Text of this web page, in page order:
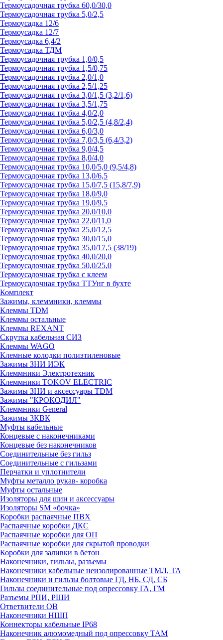
Термоусадочная трубка 60,0/30,0
Термоусадочная трубка 5,0/2,5
Термоусадка 12/6
Термоусадка 12/7
Термоусадка 6,4/2
Термоусадка ТДМ
Термоусадочная трубка 1,0/0,5
Термоусадочная трубка 1,5/0,75
Термоусадочная трубка 2,0/1,0
Термоусадочная трубка 2,5/1,25
Термоусадочная трубка 3,0/1,5 (3,2/1,6)
Термоусадочная трубка 3,5/1,75
Термоусадочная трубка 4,0/2,0
Термоусадочная трубка 5,0/2,5 (4,8/2,4)
Термоусадочная трубка 6,0/3,0
Термоусадочная трубка 7,0/3,5 (6,4/3,2)
Термоусадочная трубка 9,0/4,5
Термоусадочная трубка 8,0/4,0
Термоусадочная трубка 10,0/5,0 (9,5/4,8)
Термоусадочная трубка 13,0/6,5
Термоусадочная трубка 15,0/7,5 (15,8/7,9)
Термоусадочная трубка 18,0/9,0
Термоусадочная трубка 19,0/9,5
Термоусадочная трубка 20,0/10,0
Термоусадочная трубка 22,0/11,0
Термоусадочная трубка 25,0/12,5
Термоусадочная трубка 30,0/15,0
Термоусадочная трубка 35,0/17,5 (38/19)
Термоусадочная трубка 40,0/20,0
Термоусадочная трубка 50,0/25,0
Термоусадочная трубка с клеем
Термоусадочная трубка ТТУнг в бухте
Комплект
Зажимы, клеммники, клеммы
Клеммы TDM
Клеммы остальные
Клеммы REXANT
Скрутка кабельная СИЗ
Клеммы WAGO
Клемные колодки полиэтиленовые
Зажимы ЗНИ ИЭК
Клеммники Электротехник
Клеммники TOKOV ELECTRIC
Зажимы ЗНИ и аксессуары TDM
Зажимы "КРОКОДИЛ"
Клеммники General
Зажимы 3КВК
Муфты кабельные
Концевые с наконечниками
Концевые без наконечников
Соединительные без гильз
Соединительные с гильзами
Перчатки и уплотнители
Муфты металло рукав- коробка
Муфты остальные
Изоляторы для шин и аксессуары
Изоляторы SM «бочка»
Коробки распаячные ПВХ
Распаячные коробки ДКС
Распаячные коробки для ОП
Распаячные коробки для скрытой проводки
Коробки для заливки в бетон
Наконечники, гильзы, разъемы
Наконечники кабельные неизолированные ТМЛ, ТА
Наконечники и гильзы болтовые ГД, НБ, СД, СБ
Гильзы соединительные под опрессовку ГА, ГМ
Разъемы РПИ, РШИ
Ответвители ОВ
Наконечники НШП
Коннекторы кабельные IP68
Наконечник алюмомедный под опрессовку ТАМ